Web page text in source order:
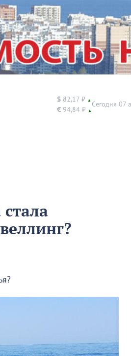
$ 82,17 ₽ ▲
€ 94,84 ₽ ▲
Сегодня 07